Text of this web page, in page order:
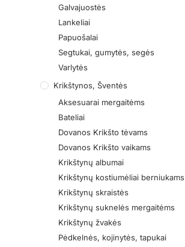
Galvajuostės
Lankeliai
Papuošalai
Segtukai, gumytės, segės
Varlytės
Krikštynos, Šventės
Aksesuarai mergaitėms
Bateliai
Dovanos Krikšto tėvams
Dovanos Krikšto vaikams
Krikštynų albumai
Krikštynų kostiumėliai berniukams
Krikštynų skraistės
Krikštynų suknelės mergaitėms
Krikštynų žvakės
Pėdkelnės, kojinytės, tapukai